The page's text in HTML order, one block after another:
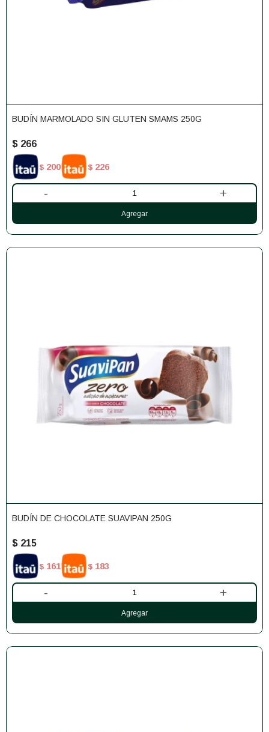
BUDÍN MARMOLADO SIN GLUTEN SMAMS 250G
$ 266
$ 200 $ 226
- +
BUDÍN DE CHOCOLATE SUAVIPAN 250G
$ 215
$ 161 $ 183
- +